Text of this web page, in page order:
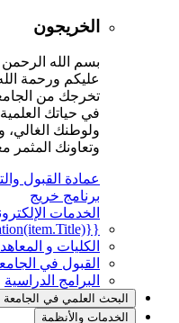
الخريجون
بسم الله
عليكم ورحمة
تخرجك من
في حياتك
ولوطنك الغالي،
وتعاونك المثمر
عمادة القبول
برنامج خريج
الخدمات
{{mmc.getCurrentTranslation(item.Title)}}
الكليات و المعاهد
القبول في
البرامج الدراسية
البحث العلمي في الجامعة
الخدمات والأنظمة